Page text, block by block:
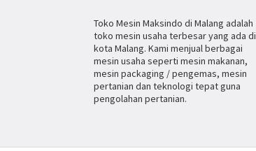
Toko Mesin Maksindo di Malang adalah
toko mesin usaha terbesar yang ada di
kota Malang. Kami menjual berbagai
mesin usaha seperti mesin makanan,
mesin packaging / pengemas, mesin
pertanian dan teknologi tepat guna
pengolahan pertanian.